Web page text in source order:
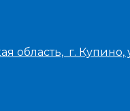
область, г. Купино,